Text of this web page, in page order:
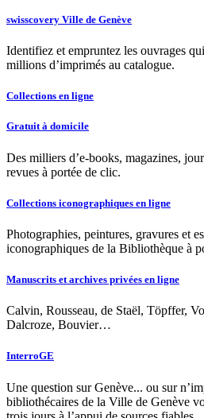
swisscovery Ville de Genève
Identifiez et empruntez les ouvrages
millions d’imprimés au catalogue.
Collections en ligne
Gratuit à domicile
Des milliers d’e-books, magazines,
revues à portée de clic.
Collections iconographiques en ligne
Photographies, peintures, gravures et
iconographiques de la Bibliothèque à
Manuscrits et archives privées en ligne
Calvin, Rousseau, de Staël, Töpffer,
Dalcroze, Bouvier…
InterroGE
Une question sur Genève... ou sur
bibliothécaires de la Ville de Genève